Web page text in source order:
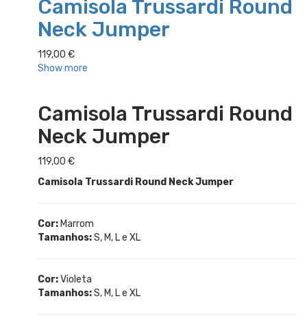
Camisola Trussardi Round
Neck Jumper
119,00 €
Show more
Camisola Trussardi Round
Neck Jumper
119,00 €
Camisola Trussardi Round Neck Jumper
Cor:Marrom
Tamanhos:S, M, L e XL
Cor:Violeta
Tamanhos:S, M, L e XL